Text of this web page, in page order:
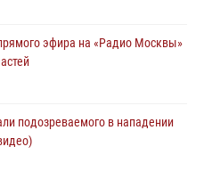
эфира на «Радио Москвы»
подозреваемого в нападении